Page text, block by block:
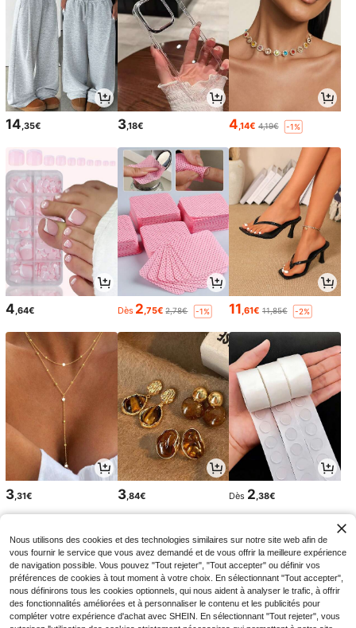
14,35€ 3,18€ 4,14€ 4,19€ -1%
4,64€ Dès 2,75€ 2,78€ -1% 11,61€ 11,85€ -2%
3 ,31€ 3,84€ Dès 2 ,38€
Nous utilisons des cookies et des technologies similaires sur notre site web afin de
vous fournir le service que vous avez demandé et de vous offrir la meilleure expérience
de navigation possible. Vous pouvez "Tout rejeter", "Tout accepter" ou définir vos
préférences de cookies à tout moment à votre choix. En sélectionnant "Tout accepter",
nous définirons tous les cookies optionnels, qui nous aident à analyser le trafic, à offrir
des fonctionnalités améliorées et à personnaliser le contenu et les publicités pour
compléter votre expérience d'achat avec SHEIN. En sélectionnant "Tout rejeter", vous